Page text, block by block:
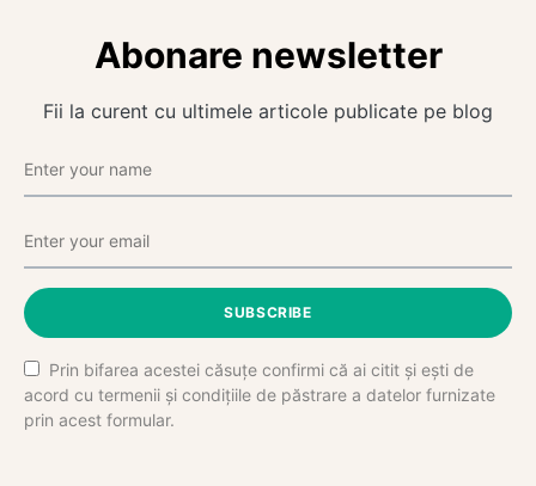
Abonare newsletter
Fii la curent cu ultimele articole publicate pe blog
SUBSCRIBE
Prin bifarea acestei căsuțe confirmi că ai citit și ești de
acord cu termenii și condițiile de păstrare a datelor furnizate
prin acest formular.